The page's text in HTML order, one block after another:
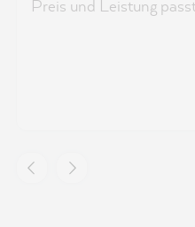
Preis und Leistung